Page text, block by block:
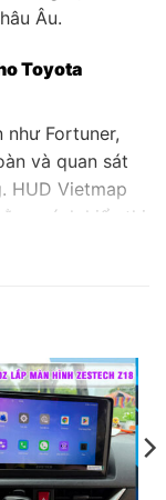
Âu.
Toyota
Fortuner,
và quan sát
HUD Vietmap
cách hiển thị
tài xế không
độ an toàn và
đặt H1AS là
ai yêu thích